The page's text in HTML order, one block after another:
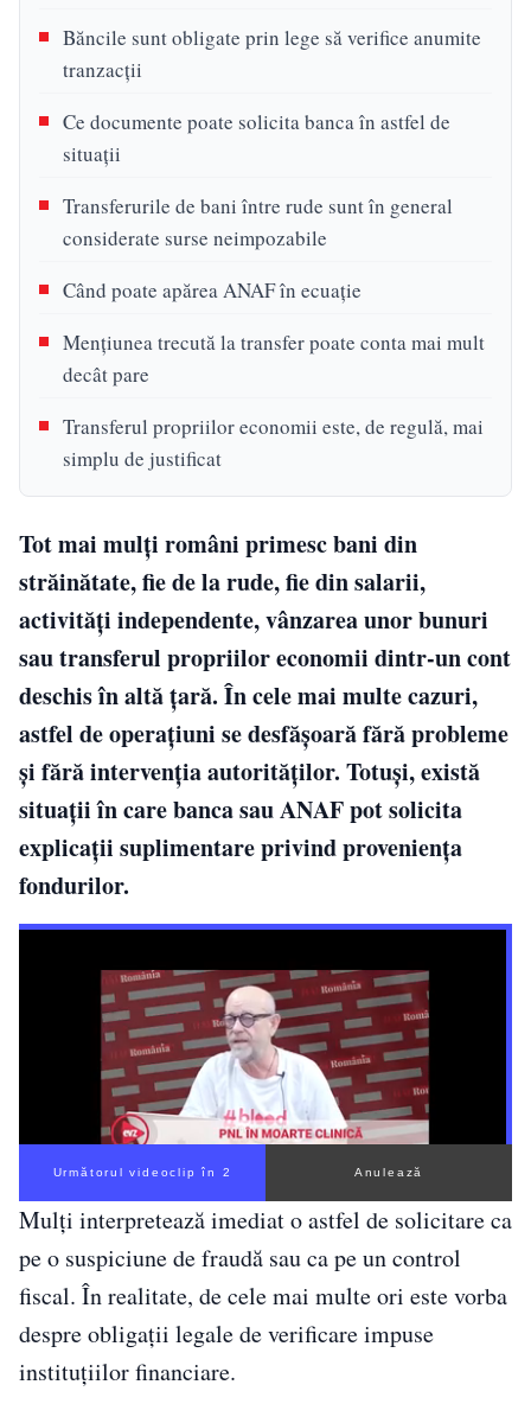
Băncile sunt obligate prin lege să verifice anumite
tranzacții
Ce documente poate solicita banca în astfel de
situații
Transferurile de bani între rude sunt în general
considerate surse neimpozabile
Când poate apărea ANAF în ecuație
Mențiunea trecută la transfer poate conta mai mult
decât pare
Transferul propriilor economii este, de regulă, mai
simplu de justificat
Tot mai mulți români primesc bani din
străinătate, fie de la rude, fie din salarii,
activități independente, vânzarea unor bunuri
sau transferul propriilor economii dintr-un cont
deschis în altă țară. În cele mai multe cazuri,
astfel de operațiuni se desfășoară fără probleme
și fără intervenția autorităților. Totuși, există
situații în care banca sau ANAF pot solicita
explicații suplimentare privind proveniența
fondurilor.
Următorul videoclip în 1 Anulează
Mulți interpretează imediat o astfel de solicitare ca
pe o suspiciune de fraudă sau ca pe un control
fiscal. În realitate, de cele mai multe ori este vorba
despre obligații legale de verificare impuse
instituțiilor financiare.